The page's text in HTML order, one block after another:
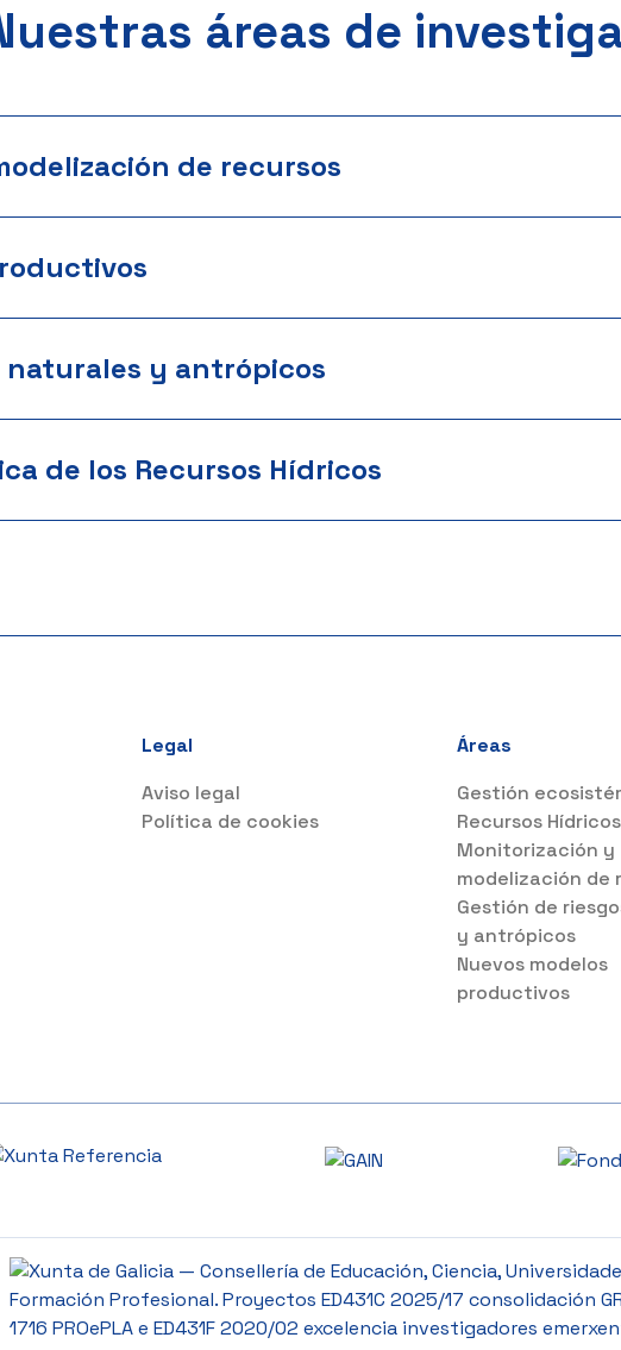
áreas de
de recursos
naturales y antrópicos
de los Recursos Hídricos
Legal
Aviso legal
Política de cookies
Áreas
Gestión
Recursos Hídricos
Monitorización y
modelización de
Gestión de
y antrópicos
Nuevos modelos
productivos